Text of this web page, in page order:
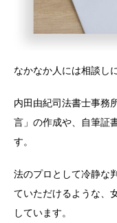
なかなか人には相談し
内田由紀司法書士事務
言」の作成や、自筆証
す。
法のプロとして冷静な
ていただけるような、
しています。